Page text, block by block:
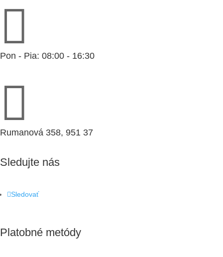

Pon - Pia: 08:00 - 16:30

Rumanová 358, 951 37
Sledujte nás
Sledovať
Platobné metódy